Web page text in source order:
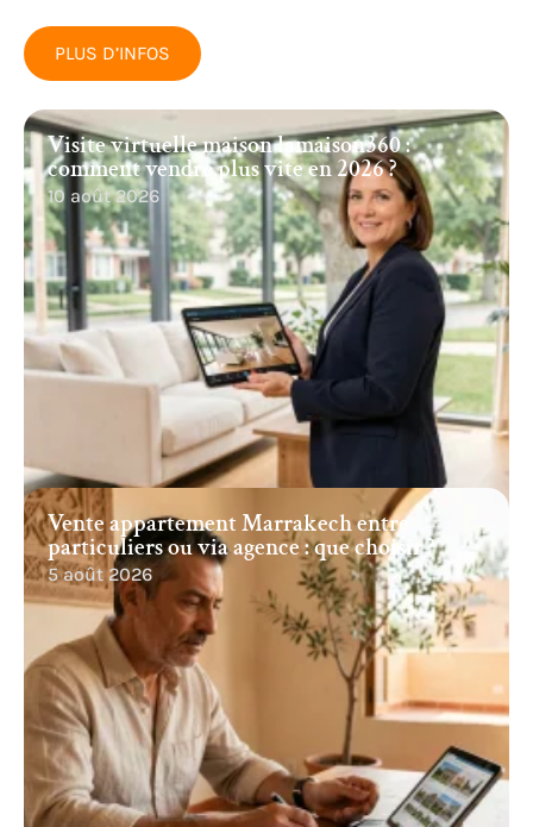
PLUS D’INFOS
Visite virtuelle maison lamaison360 :
comment vendre plus vite en 2026 ?
10 août 2026
Vente appartement Marrakech entre
particuliers ou via agence : que choisir ?
5 août 2026